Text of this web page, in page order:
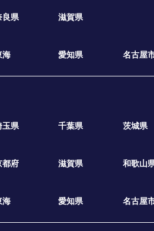
良県 滋賀県
海 愛知県 名古屋
玉県 千葉県 茨城県
都府 滋賀県 和歌山
海 愛知県 名古屋